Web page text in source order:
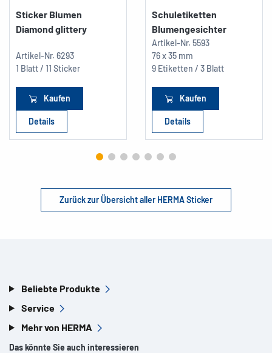
Sticker Blumen
Diamond glittery
Artikel-Nr. 6293
1 Blatt / 11 Sticker
Kaufen
Details
Schuletiketten
Blumengesichter
Artikel-Nr. 5593
76 x 35 mm
9 Etiketten / 3 Blatt
Kaufen
Details
Zurück zur Übersicht aller HERMA Sticker
Beliebte Produkte
Service
Mehr von HERMA
Das könnte Sie auch interessieren